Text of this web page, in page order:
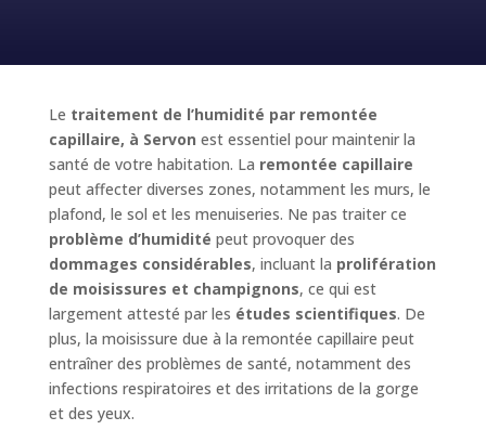
Le traitement de l’humidité par remontée
capillaire, à Servon est essentiel pour maintenir la
santé de votre habitation. La remontée capillaire
peut affecter diverses zones, notamment les murs, le
plafond, le sol et les menuiseries. Ne pas traiter ce
problème d’humidité peut provoquer des
dommages considérables, incluant la prolifération
de moisissures et champignons, ce qui est
largement attesté par les études scientifiques. De
plus, la moisissure due à la remontée capillaire peut
entraîner des problèmes de santé, notamment des
infections respiratoires et des irritations de la gorge
et des yeux.